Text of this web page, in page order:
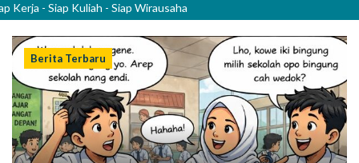
- Siap Kuliah - Siap Wirausaha
Berita Terbaru